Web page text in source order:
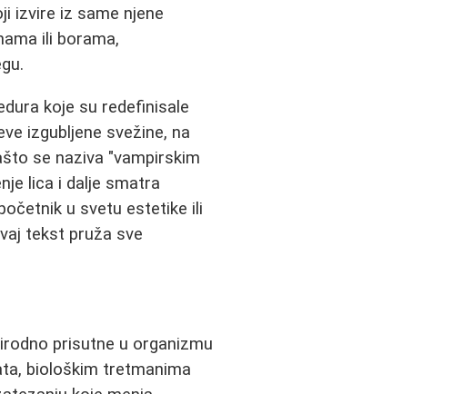
izvire iz same njene
ili borama,
koje su redefinisale
izgubljene svežine, na
se naziva "vampirskim
lica i dalje smatra
u svetu estetike ili
tekst pruža sve
prisutne u organizmu
biološkim tretmanima